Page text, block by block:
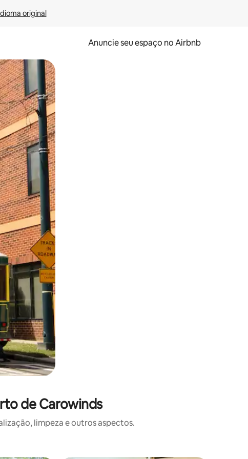
original
Anuncie seu espaço no Airbnb
e deslizando o dedo na tela.
de Carowinds
limpeza e outros aspectos.